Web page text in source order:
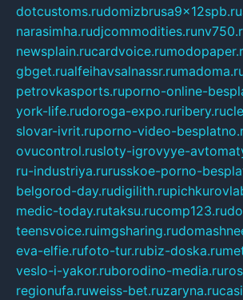
dotcustoms.rudomizbrusa9x12spb.ru
narasimha.rudjcommodities.ru
newsplain.rucardvoice.ru
gbget.rualfeihavsalnassr.ru
petrovkasports.ruporno-online-
york-life.rudoroga-expo.ruribery.ru
slovar-ivrit.ruporno-video-
ovucontrol.rusloty-igrovyye-
ru-industriya.rurusskoe-porno-
belgorod-day.rudigilith.ru
medic-today.rutaksu.rucomp123.ru
teensvoice.ruimgsharing.ru
eva-elfie.rufoto-tur.rubiz-doska.ru
veslo-i-yakor.ruborodino-media.ru
regionufa.ruweiss-bet.ruzaryna.ru